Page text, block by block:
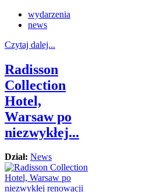
wydarzenia
news
Czytaj dalej...
Radisson
Collection
Hotel,
Warsaw po
niezwykłej...
Dział: News